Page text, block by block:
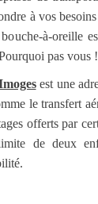
à vos
à-oreille
pas
est une
le transfert
offerts par
de deux